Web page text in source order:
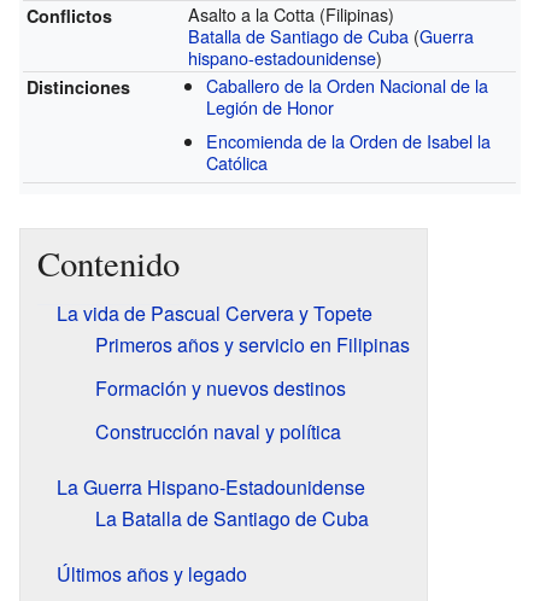
Conflictos
Asalto a la Cotta (Filipinas)
Batalla de Santiago de Cuba (Guerra
hispano-estadounidense)
Distinciones
Caballero de la Orden Nacional de la
Legión de Honor
Encomienda de la Orden de Isabel la
Católica
Contenido
La vida de Pascual Cervera y Topete
Primeros años y servicio en Filipinas
Formación y nuevos destinos
Construcción naval y política
La Guerra Hispano-Estadounidense
La Batalla de Santiago de Cuba
Últimos años y legado